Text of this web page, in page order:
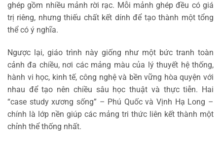
ghép gồm nhiều mảnh rời rạc. Mỗi mảnh ghép đều có giá
trị riêng, nhưng thiếu chất kết dính để tạo thành một tổng
thể có ý nghĩa.
Ngược lại, giáo trình này giống như một bức tranh toàn
cảnh đa chiều, nơi các mảng màu của lý thuyết hệ thống,
hành vi học, kinh tế, công nghệ và bền vững hòa quyện với
nhau để tạo nên chiều sâu học thuật và thực tiễn. Hai
“case study xương sống” – Phú Quốc và Vịnh Hạ Long –
chính là lớp nền giúp các mảng tri thức liên kết thành một
chỉnh thể thống nhất.